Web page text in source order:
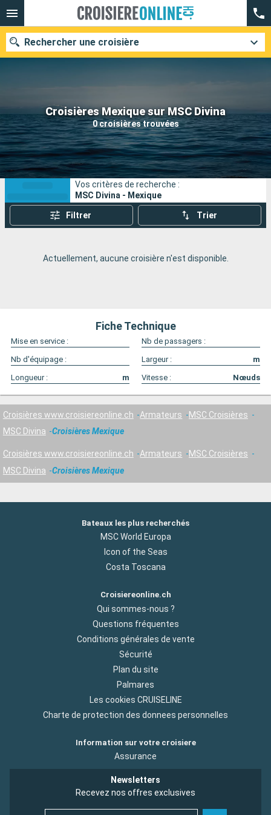
Croisières Mexique sur MSC Divina
0 croisières trouvées
Rechercher une croisière
Nos destinations
Mois de départ
Ports Compagnies
Rechercher
Vos critères de recherche :
MSC Divina - Mexique
Filtrer Trier
Actuellement, aucune croisière n'est disponible.
Fiche Technique
Mise en service :
Nb de passagers :
Nb d'équipage :
Largeur :
m
Longueur :
m Vitesse : Nœuds
Croisières www.croisiereonline.ch Armateurs
MSC Croisières
MSC Divina
Croisières Mexique
Croisières www.croisiereonline.ch Armateurs
MSC Croisières
MSC Divina
Croisières Mexique
Bateaux les plus recherchés
MSC World Europa
Icon of the Seas
Costa Toscana
Croisiereonline.ch
Qui sommes-nous ?
Questions fréquentes
Conditions générales de vente
Sécurité
Plan du site
Palmares
Les cookies CRUISELINE
Charte de protection des donnees personnelles
Information sur votre croisiere
Assurance
Newsletters
Recevez nos offres exclusives